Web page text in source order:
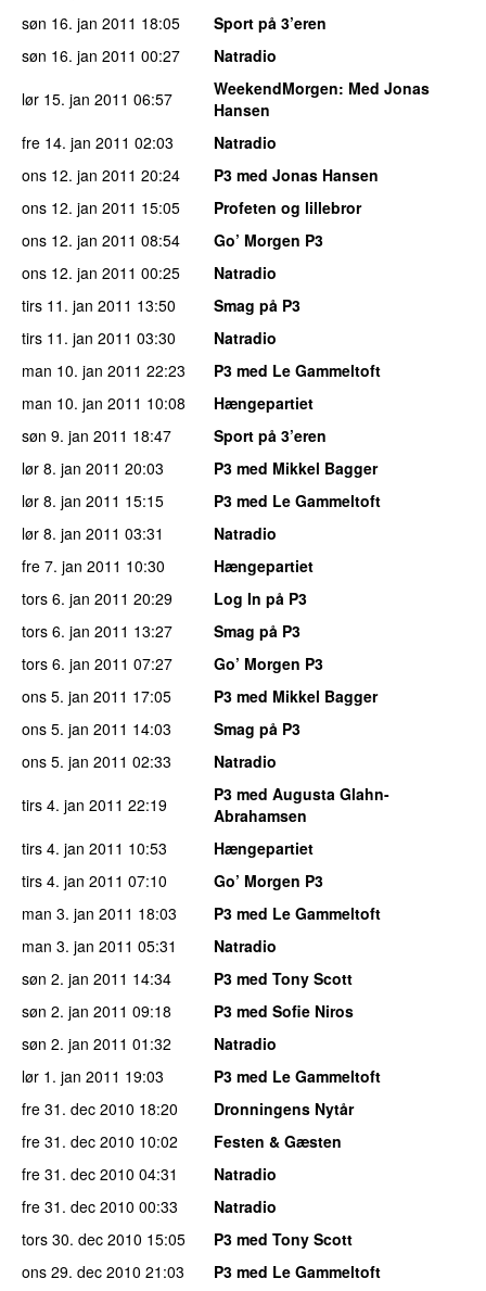
søn 16. jan 2011 18:05
Sport på 3’eren
søn 16. jan 2011 00:27
Natradio
lør 15. jan 2011 06:57 WeekendMorgen: Med Jonas
Hansen
fre 14. jan 2011 02:03
Natradio
ons 12. jan 2011 20:24
P3 med Jonas Hansen
ons 12. jan 2011 15:05
Profeten og lillebror
ons 12. jan 2011 08:54
Go’ Morgen P3
ons 12. jan 2011 00:25
Natradio
tirs 11. jan 2011 13:50
Smag på P3
tirs 11. jan 2011 03:30
Natradio
man 10. jan 2011 22:23
P3 med Le Gammeltoft
man 10. jan 2011 10:08
Hængepartiet
søn 9. jan 2011 18:47
Sport på 3’eren
lør 8. jan 2011 20:03
P3 med Mikkel Bagger
lør 8. jan 2011 15:15
P3 med Le Gammeltoft
lør 8. jan 2011 03:31
Natradio
fre 7. jan 2011 10:30
Hængepartiet
tors 6. jan 2011 20:29
Log In på P3
tors 6. jan 2011 13:27
Smag på P3
tors 6. jan 2011 07:27
Go’ Morgen P3
ons 5. jan 2011 17:05
P3 med Mikkel Bagger
ons 5. jan 2011 14:03
Smag på P3
ons 5. jan 2011 02:33
Natradio
tirs 4. jan 2011 22:19
P3 med Augusta Glahn-
Abrahamsen
tirs 4. jan 2011 10:53
Hængepartiet
tirs 4. jan 2011 07:10
Go’ Morgen P3
man 3. jan 2011 18:03
P3 med Le Gammeltoft
man 3. jan 2011 05:31
Natradio
søn 2. jan 2011 14:34
P3 med Tony Scott
søn 2. jan 2011 09:18
P3 med Sofie Niros
søn 2. jan 2011 01:32
Natradio
lør 1. jan 2011 19:03
P3 med Le Gammeltoft
fre 31. dec 2010 18:20
Dronningens Nytår
fre 31. dec 2010 10:02
Festen & Gæsten
fre 31. dec 2010 04:31
Natradio
fre 31. dec 2010 00:33
Natradio
tors 30. dec 2010 15:05
P3 med Tony Scott
ons 29. dec 2010 21:03
P3 med Le Gammeltoft